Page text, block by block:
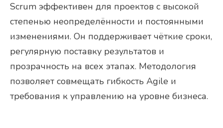
Scrum эффективен для проектов с высокой
степенью неопределённости и постоянными
изменениями. Он поддерживает чёткие сроки,
регулярную поставку результатов и
прозрачность на всех этапах. Методология
позволяет совмещать гибкость Agile и
требования к управлению на уровне бизнеса.